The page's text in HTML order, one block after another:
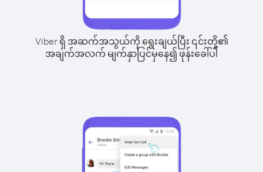
Viber ရှိ အဆက်အသွယ်ကို ရွေးချယ်ပြီး ၎င်းတို့၏
အချက်အလက် မျက်နှာပြင်မှနေ၍ ဖုန်းခေါ်ပါ